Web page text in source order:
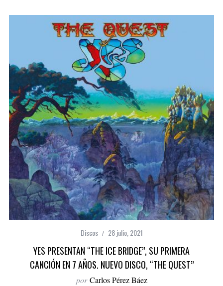
Discos 28 julio, 2021
YES PRESENTAN “THE ICE BRIDGE”, SU PRIMERA
CANCIÓN EN 7 AÑOS. NUEVO DISCO, “THE QUEST”
por Carlos Pérez Báez